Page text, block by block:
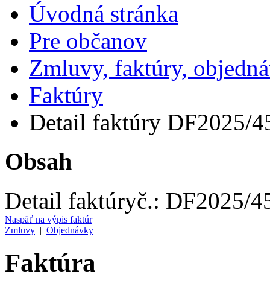
Úvodná stránka
Pre občanov
Zmluvy, faktúry,
Faktúry
Detail faktúry DF2025/
Obsah
Detail faktúryč.: DF2025/
Naspäť na výpis faktúr
Zmluvy | Objednávky
Faktúra